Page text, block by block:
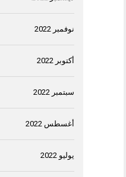
نوفمبر 2022
أكتوبر 2022
سبتمبر 2022
أغسطس 2022
يوليو 2022